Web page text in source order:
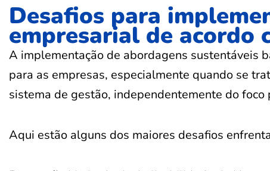
Desafios para
empresarial de acordo
A implementação de abordagens sustentáveis
para as empresas, especialmente quando se
sistema de gestão, independentemente do foco
Aqui estão alguns dos maiores desafios